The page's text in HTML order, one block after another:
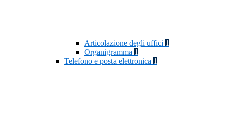
Articolazione degli uffici 1
Organigramma 1
Telefono e posta elettronica 1